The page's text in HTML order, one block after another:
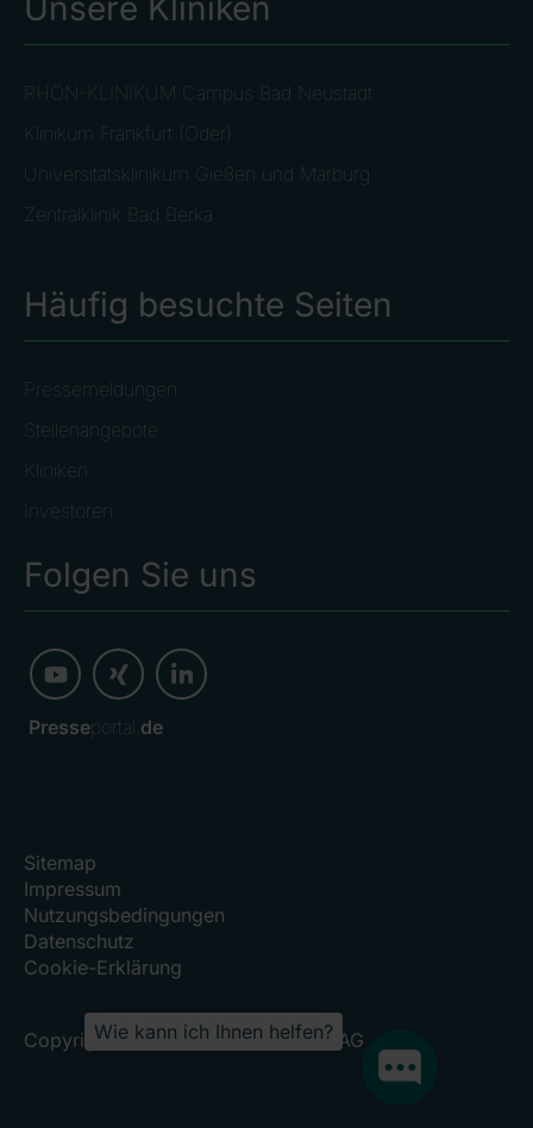
Unsere Kliniken
RHÖN-KLINIKUM Campus Bad Neustadt
Klinikum Frankfurt (Oder)
Universitätsklinikum Gießen und Marburg
Zentralklinik Bad Berka
Häufig besuchte Seiten
Pressemeldungen
Stellenangebote
Kliniken
Investoren
Folgen Sie uns
Presseportal. de
Sitemap
Impressum
Nutzungsbedingungen
Datenschutz
Cookie-Erklärung
Copyright 2026, RHÖN-KLINIKUM AG
Wie kann ich Ihnen helfen?